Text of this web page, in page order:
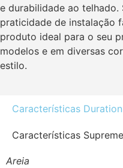
e durabilidade ao telhado.
praticidade de instalação
produto ideal para o seu
modelos e em diversas
estilo.
Características Duration
Características Supreme
Areia